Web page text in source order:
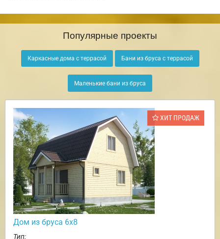
Популярные проекты
Каркасные дома с террасой Бани из бруса с террасой
Маленькие бани из бруса
ХИТ ПРОДАЖ
Дом из бруса 6х8
Тип: